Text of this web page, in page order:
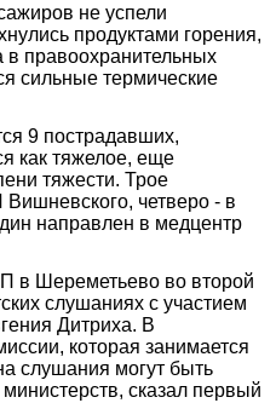
не успели
продуктами горения,
в правоохранительных
сильные термические
9 пострадавших,
как тяжелое, еще
тяжести. Трое
четверо - в
направлен в медцентр
в Шереметьево во второй
слушаниях с участием
Дитриха. В
которая занимается
слушания могут быть
сказал первый